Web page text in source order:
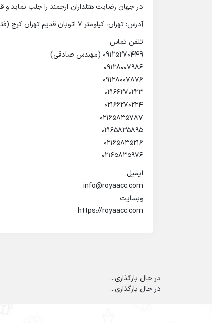
در جهان رضایت هتلداران ارجمند را جلب
آدرس: تهران، کیلومتر 7 اتوبان قدیم تهران کرج (فتح)، 200 متر بعد از کارخانه ویتانا، پلاک 688 – 686
تلفن تماس
09125270449 (مهندس صادقی)
09128007986
09128007876
02166270223
02166270224
02165835787
02165835895
02165835216
02165835976
ایمیل
info@royaacc.com
وبسایت
https://royaacc.com
در حال بارگذاری...
در حال بارگذاری...